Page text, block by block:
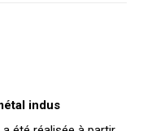
indus